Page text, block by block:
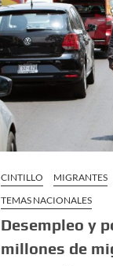
CINTILLO MIGRANTES
TEMAS NACIONALES
Desempleo y
millones de